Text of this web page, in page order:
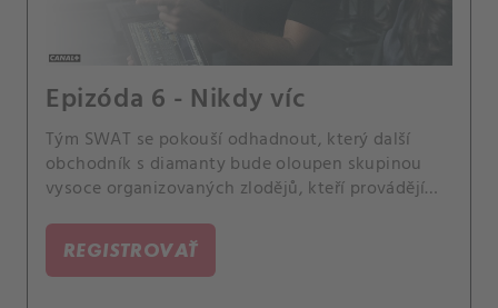
Epizóda 6 - Nikdy víc
Tým SWAT se pokouší odhadnout, který další
obchodník s diamanty bude oloupen skupinou
vysoce organizovaných zlodějů, kteří provádějí
zasažen smrtí podezřelého, vyhledá pomoc u své
matky Charice.
REGISTROVAŤ